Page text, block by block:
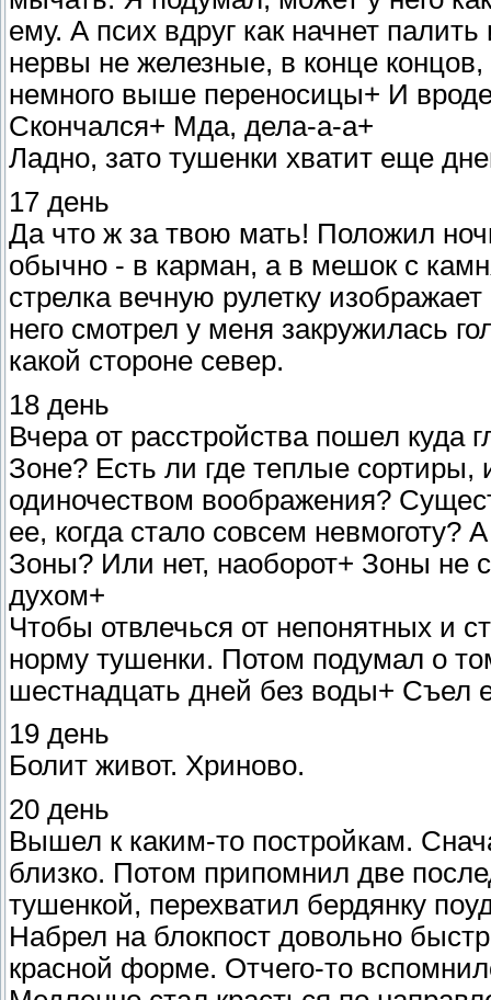
ему. А псих вдруг как начнет
нервы не железные, в конце
немного выше переносицы+ И
Скончался+ Мда, дела-а-а+
Ладно, зато тушенки хватит еще
17 день
Да что ж за твою мать! Положил
обычно - в карман, а в мешок с
стрелка вечную рулетку
него смотрел у меня закружилась
какой стороне север.
18 день
Вчера от расстройства пошел куда
Зоне? Есть ли где теплые сортиры,
одиночеством воображения?
ее, когда стало совсем
Зоны? Или нет, наоборот+ Зоны не
духом+
Чтобы отвлечься от непонятных и
норму тушенки. Потом подумал о
шестнадцать дней без воды+ Съел
19 день
Болит живот. Хриново.
20 день
Вышел к каким-то постройкам.
близко. Потом припомнил две
тушенкой, перехватил бердянку
Набрел на блокпост довольно
красной форме. Отчего-то